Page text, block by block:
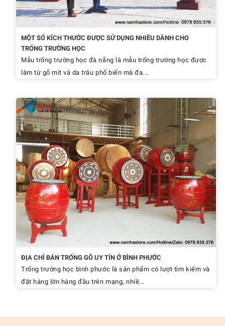
MỘT SỐ KÍCH THƯỚC ĐƯỢC SỬ DỤNG NHIỀU DÀNH CHO
TRỐNG TRƯỜNG HỌC
Mẫu trống trường học đà nẵng là mẫu trống trường học được
làm từ gỗ mít và da trâu phổ biến mà đa...
ĐỊA CHỈ BÁN TRỐNG GỖ UY TÍN Ở BÌNH PHƯỚC
Trống trường học bình phước là sản phẩm có lượt tìm kiếm và
đặt hàng lớn hàng đầu trên mạng, nhiề...